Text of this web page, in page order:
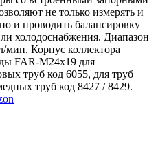
не только измерять и
и проводить балансировку
холодоснабжения. Диапазон
мин. Корпус коллектора
FAR-М24х19 для
труб код 6055, для труб
труб код 8427 / 8429.